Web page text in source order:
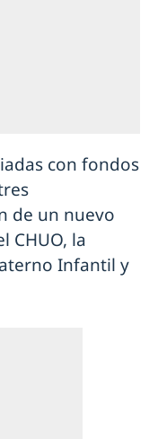
con fondos
de un nuevo
CHUO, la
Infantil y